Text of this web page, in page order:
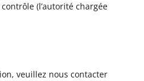
(l’autorité chargée
veuillez nous contacter